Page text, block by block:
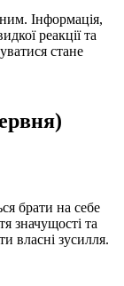
Інформація,
реакції та
стане
брати на себе
значущості та
власні зусилля.